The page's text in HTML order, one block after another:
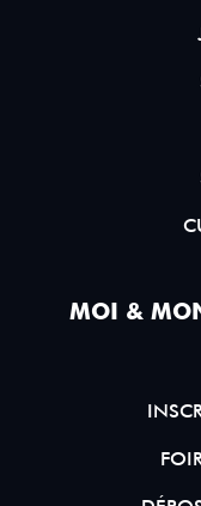
MOI &